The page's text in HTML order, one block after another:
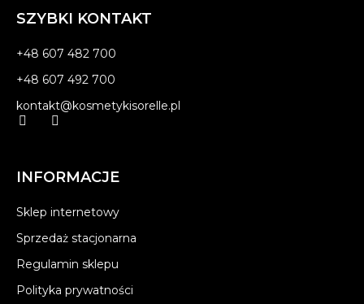
SZYBKI KONTAKT
+48 607 482 700
+48 607 492 700
kontakt@kosmetykisorelle.pl
INFORMACJE
Sklep internetowy
Sprzedaż stacjonarna
Regulamin sklepu
Polityka prywatności